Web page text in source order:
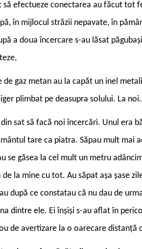
efectueze conectarea au făcut tot
în mijlocul străzii nepavate, în
a doua încercare s-au lăsat
de gaz metan au la capăt un inel
plimbat pe deasupra solului. La
sat să facă noi încercări. Unul era
tare ca piatra. Săpau mult mai
se găsea la cel mult un metru
la mine cu tot. Au săpat așa șase
după ce constatau că nu dau de
dintre ele. Ei înșiși s-au aflat în
de avertizare la o oarecare distanță